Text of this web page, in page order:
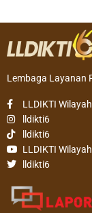
Lembaga Layanan
LLDIKTI
lldikti6
lldikti6
LLDIKTI
lldikti6